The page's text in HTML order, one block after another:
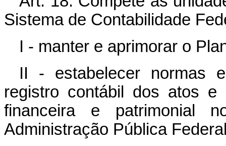
Sistema de Contabilidade
I - manter e aprimorar o
II - estabelecer normas
registro contábil dos atos e
financeira e patrimonial
Administração Pública